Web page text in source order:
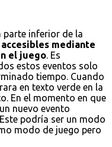
parte inferior de la
mediante
el juego. Es
estos eventos solo
tiempo. Cuando
en texto verde en la
En el momento en que
nuevo evento
podría ser un modo
modo de juego pero